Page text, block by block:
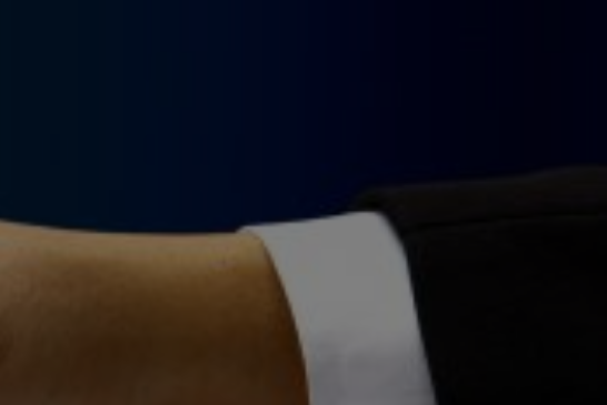
реєстру за
середовище
самостійно і
рішення!